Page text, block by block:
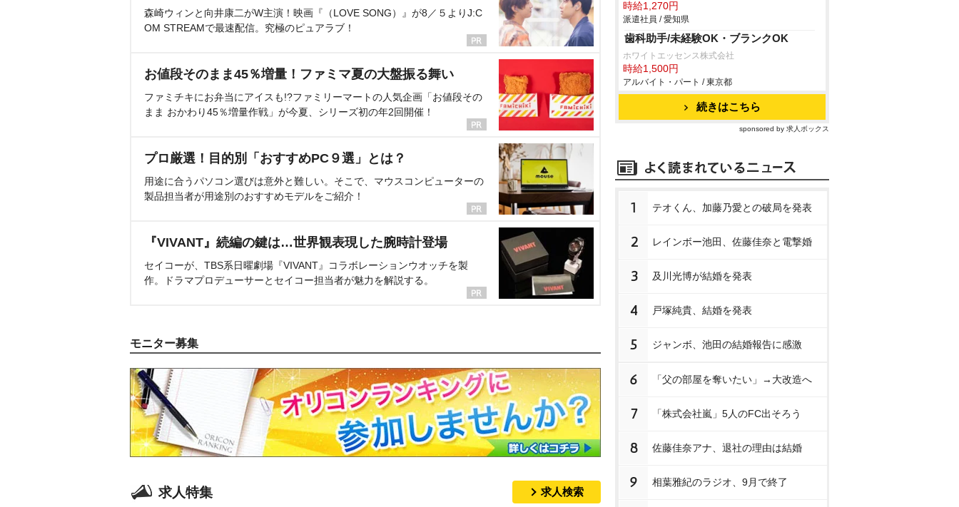
森崎ウィンと向井康二がW主演！映画『（LOVE SONG）』が8／５よりJ:C
OM STREAMで最速配信。究極のピュアラブ！
お値段そのまま45％増量！ファミマ夏の大盤振る舞い
ファミチキにお弁当にアイスも!?ファミリーマートの人気企画「お値段その
まま おかわり45％増量作戦」が今夏、シリーズ初の年2回開催！
プロ厳選！目的別「おすすめPC９選」とは？
用途に合うパソコン選びは意外と難しい。そこで、マウスコンピューターの
製品担当者が用途別のおすすめモデルをご紹介！
『VIVANT』続編の鍵は…世界観表現した腕時計登場
セイコーが、TBS系日曜劇場『VIVANT』コラボレーションウオッチを製
作。ドラマプロデューサーとセイコー担当者が魅力を解説する。
モニター募集
求人特集 求人検索
時給1,270円
派遣社員 / 愛知県
歯科助手/未経験OK・ブランクOK
ホワイトエッセンス株式会社
時給1,500円
アルバイト・パート / 東京都
続きはこちら
sponsored by 求人ボックス
1 テオくん、加藤乃愛との破局を発表
2 レインボー池田、佐藤佳奈と電撃婚
3 及川光博が結婚を発表
4 戸塚純貴、結婚を発表
5 ジャンボ、池田の結婚報告に感激
6 「父の部屋を奪いたい」→大改造へ
7 「株式会社嵐」5人のFC出そろう
8 佐藤佳奈アナ、退社の理由は結婚
9 相葉雅紀のラジオ、9月で終了